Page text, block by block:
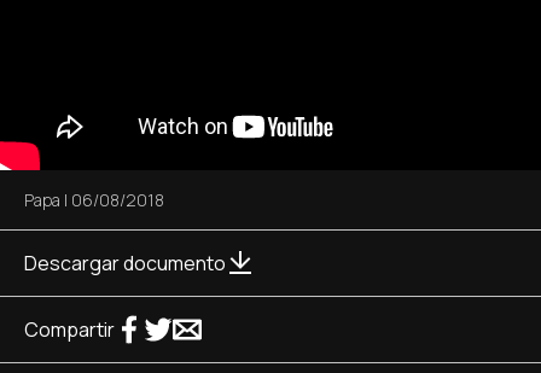
Papa | 06/08/2018
Descargar documento
Compartir